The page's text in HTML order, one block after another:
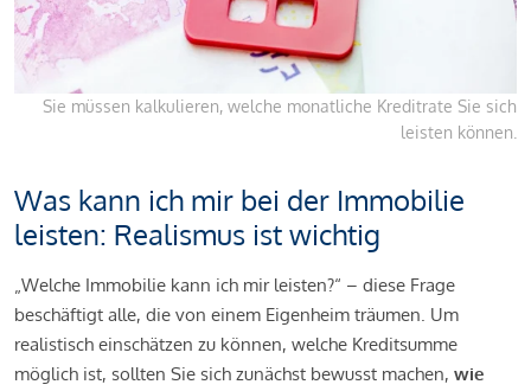
Sie müssen kalkulieren, welche monatliche Kreditrate Sie sich
leisten können.
Was kann ich mir bei der Immobilie
leisten: Realismus ist wichtig
„Welche Immobilie kann ich mir leisten?“ – diese Frage
beschäftigt alle, die von einem Eigenheim träumen. Um
realistisch einschätzen zu können, welche Kreditsumme
möglich ist, sollten Sie sich zunächst bewusst machen, wie